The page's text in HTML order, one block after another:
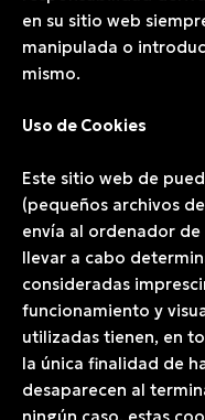
en su sitio web
manipulada o
mismo.
Uso de Cookies
Este sitio web de
(pequeños archivos
envía al ordenador
llevar a cabo
consideradas
funcionamiento y
utilizadas tienen, en
la única finalidad de
desaparecen al